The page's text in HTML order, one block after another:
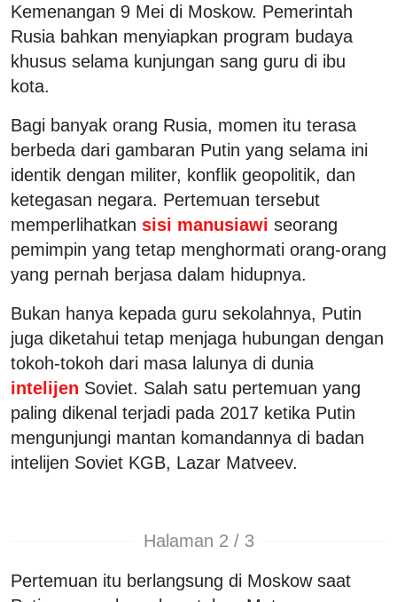
Kemenangan 9 Mei di Moskow. Pemerintah
Rusia bahkan menyiapkan program budaya
khusus selama kunjungan sang guru di ibu
kota.
Bagi banyak orang Rusia, momen itu terasa
berbeda dari gambaran Putin yang selama ini
identik dengan militer, konflik geopolitik, dan
ketegasan negara. Pertemuan tersebut
memperlihatkan sisi manusiawi seorang
pemimpin yang tetap menghormati orang-orang
yang pernah berjasa dalam hidupnya.
Bukan hanya kepada guru sekolahnya, Putin
juga diketahui tetap menjaga hubungan dengan
tokoh-tokoh dari masa lalunya di dunia
intelijen Soviet. Salah satu pertemuan yang
paling dikenal terjadi pada 2017 ketika Putin
mengunjungi mantan komandannya di badan
intelijen Soviet KGB, Lazar Matveev.
Halaman 2 / 3
Pertemuan itu berlangsung di Moskow saat